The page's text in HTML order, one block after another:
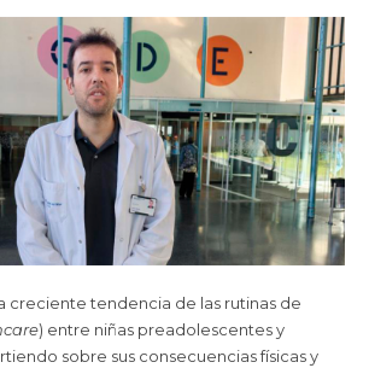
creciente tendencia de las rutinas de
) entre niñas preadolescentes y
sobre sus consecuencias físicas y